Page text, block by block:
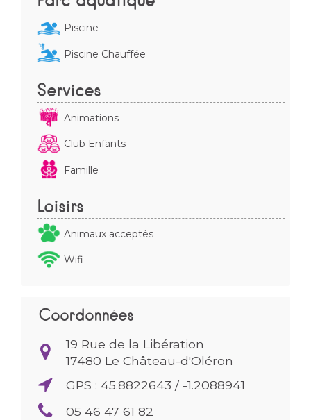
Piscine
Piscine Chauffée
Services
Animations
Club Enfants
Famille
Loisirs
Animaux acceptés
Wifi
Coordonnées
19 Rue de la Libération
17480 Le Château-d'Oléron
GPS : 45.8822643 / -1.2088941
05 46 47 61 82